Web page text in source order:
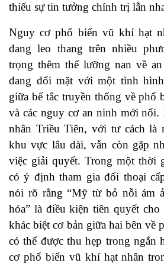
thiếu sự tin tưởng chính trị lẫn
Nguy cơ phổ biến vũ khí hạt
đang leo thang trên nhiều
trọng thêm thế lưỡng nan về
đang đối mặt với một tình
giữa bế tắc truyền thống về phổ
và các nguy cơ an ninh mới nổi.
nhân Triều Tiên, với tư cách là
khu vực lâu dài, vẫn còn gặp
việc giải quyết. Trong một thời
có ý định tham gia đối thoại
nói rõ rằng “Mỹ từ bỏ nỗi ám
hóa” là điều kiện tiên quyết
khác biệt cơ bản giữa hai bên về
có thể được thu hẹp trong ngắn
cơ phổ biến vũ khí hạt nhân